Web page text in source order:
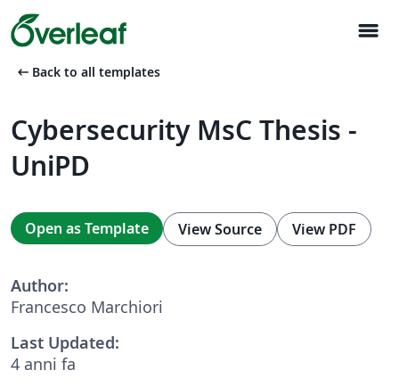
menu
arrow_left_alt Back to all templates
Cybersecurity MsC Thesis -
UniPD
Open as Template View Source View PDF
Author:
Francesco Marchiori
Last Updated:
4 anni fa